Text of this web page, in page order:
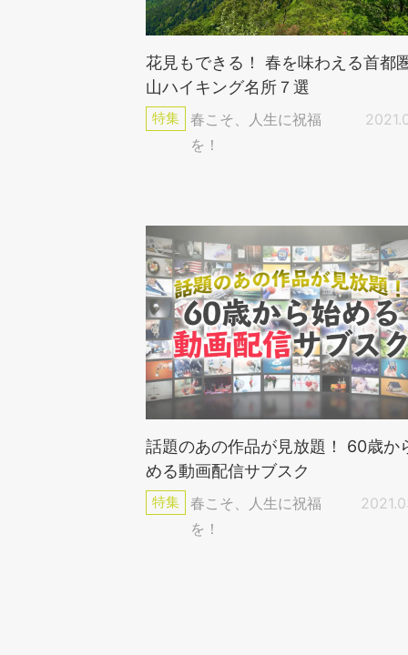
花見もできる！ 春を味わえる首都
山ハイキング名所７選
特集
春こそ、人生に祝福
を！
話題のあの作品が見放題！ 60歳か
める動画配信サブスク
特集
春こそ、人生に祝福
を！